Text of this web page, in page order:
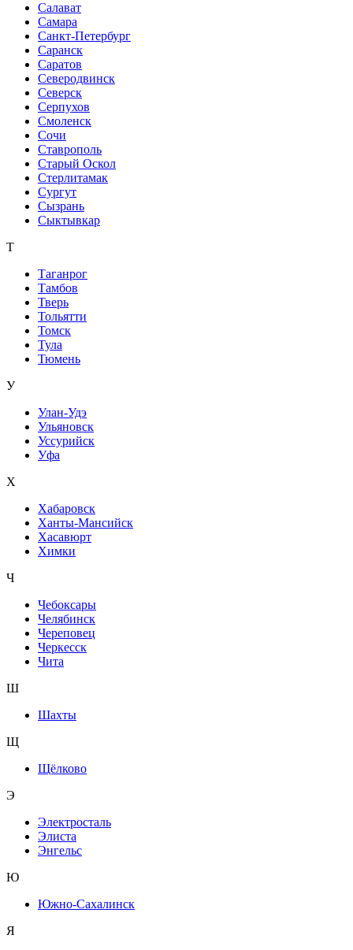
Салават
Самара
Санкт-Петербург
Саранск
Саратов
Северодвинск
Северск
Серпухов
Смоленск
Сочи
Ставрополь
Старый Оскол
Стерлитамак
Сургут
Сызрань
Сыктывкар
Т
Таганрог
Тамбов
Тверь
Тольятти
Томск
Тула
Тюмень
У
Улан-Удэ
Ульяновск
Уссурийск
Уфа
Х
Хабаровск
Ханты-Мансийск
Хасавюрт
Химки
Ч
Чебоксары
Челябинск
Череповец
Черкесск
Чита
Ш
Шахты
Щ
Щёлково
Э
Электросталь
Элиста
Энгельс
Ю
Южно-Сахалинск
Я